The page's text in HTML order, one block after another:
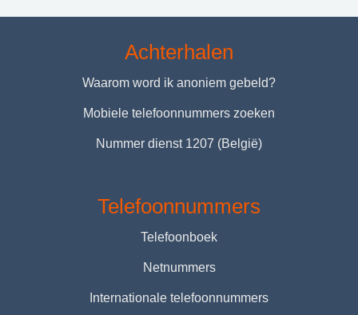
Achterhalen
Waarom word ik anoniem gebeld?
Mobiele telefoonnummers zoeken
Nummer dienst 1207 (België)
Telefoonnummers
Telefoonboek
Netnummers
Internationale telefoonnummers